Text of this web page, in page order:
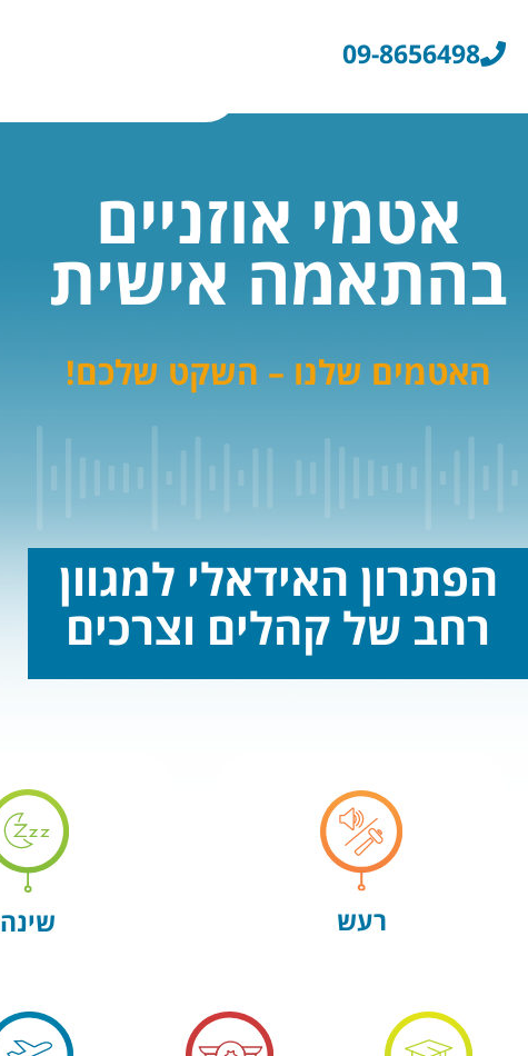
09-8656498​
אטמי אוזניים
בהתאמה אישית
האטמים שלנו – השקט שלכם!
הפתרון האידאלי למגוון
רחב של קהלים וצרכים
רעש שינה
רעש